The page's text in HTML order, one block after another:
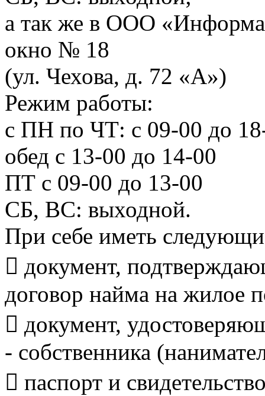
а так же в ООО
окно № 18
(ул. Чехова, д. 72 «А»)
Режим работы:
с ПН по ЧТ: с 09-00 до
обед с 13-00 до 14-00
ПТ с 09-00 до 13-00
СБ, ВС: выходной.
При себе иметь
 документ,
договор найма на жилое
 документ,
- собственника
 паспорт и